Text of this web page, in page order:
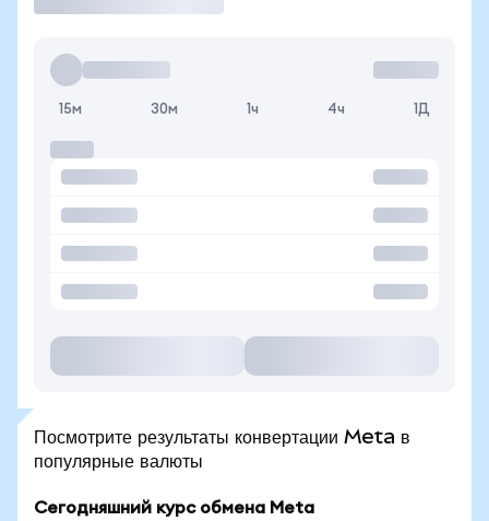
15м 30м 1ч 4ч 1Д
Посмотрите результаты конвертации Meta в
популярные валюты
Сегодняшний курс обмена Meta